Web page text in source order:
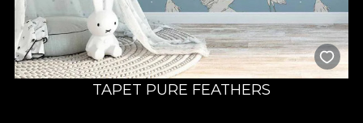
TAPET PURE FEATHERS